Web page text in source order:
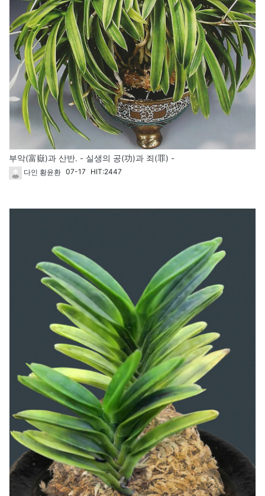
부악(富嶽)과 산반. - 실생의 공(功)과 죄(罪) -
다인 황윤환 07-17 HIT:2447